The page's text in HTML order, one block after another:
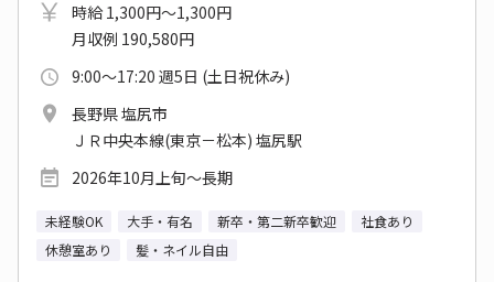
時給 1,300円～1,300円
月収例 190,580円
9:00～17:20 週5日 (土日祝休み)
長野県 塩尻市
ＪＲ中央本線(東京－松本) 塩尻駅
2026年10月上旬～長期
未経験OK 大手・有名 新卒・第二新卒歓迎
社食あり
休憩室あり
髪・ネイル自由